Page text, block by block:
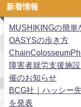
新着情報
MUSHIKINGの簡単
OASYSの歩き方
障害者就労支援施
催のお知らせ
BCG社｜ハッシー
を発表